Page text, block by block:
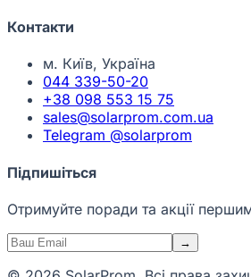
Контакти
м. Київ, Україна
044 339-50-20
+38 098 553 15 75
sales@solarprom.com.ua
Telegram @solarprom
Підпишіться
Отримуйте поради та акції
→